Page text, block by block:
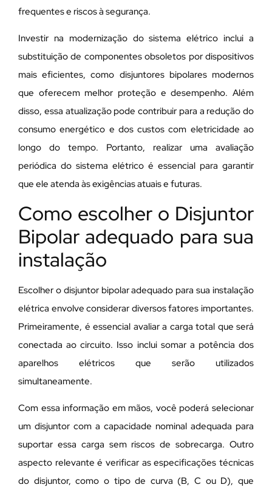
frequentes e riscos à segurança.
Investir na modernização do sistema elétrico inclui a
substituição de componentes obsoletos por dispositivos
mais eficientes, como disjuntores bipolares modernos
que oferecem melhor proteção e desempenho. Além
disso, essa atualização pode contribuir para a redução do
consumo energético e dos custos com eletricidade ao
longo do tempo. Portanto, realizar uma avaliação
periódica do sistema elétrico é essencial para garantir
que ele atenda às exigências atuais e futuras.
Como escolher o Disjuntor
Bipolar adequado para sua
instalação
Escolher o disjuntor bipolar adequado para sua instalação
elétrica envolve considerar diversos fatores importantes.
Primeiramente, é essencial avaliar a carga total que será
conectada ao circuito. Isso inclui somar a potência dos
aparelhos elétricos que serão utilizados
simultaneamente.
Com essa informação em mãos, você poderá selecionar
um disjuntor com a capacidade nominal adequada para
suportar essa carga sem riscos de sobrecarga. Outro
aspecto relevante é verificar as especificações técnicas
do disjuntor, como o tipo de curva (B, C ou D), que